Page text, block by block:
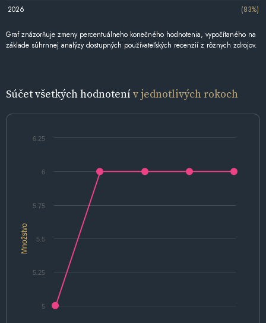
2026
(83%)
Graf znázorňuje zmeny percentuálneho konečného hodnotenia, vypočítaného na
základe súhrnnej analýzy dostupných používateľských recenzií z rôznych zdrojov.
Súčet všetkých hodnotenív jednotlivých rokoch
Množstvo
5
5.25
5.5
5.75
6
6.25